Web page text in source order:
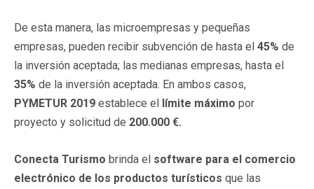
De esta manera, las microempresas y pequeñas
empresas, pueden recibir subvención de hasta el 45% de
la inversión aceptada; las medianas empresas, hasta el
35% de la inversión aceptada. En ambos casos,
PYMETUR 2019 establece el límite máximo por
proyecto y solicitud de 200.000 €.
Conecta Turismo brinda el software para el comercio
electrónico de los productos turísticos que las